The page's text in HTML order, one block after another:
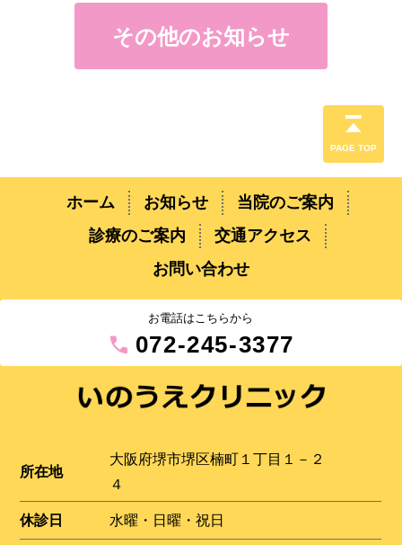
その他のお知らせ
ホーム お知らせ
当院のご案内
診療のご案内
交通アクセス
お問い合わせ
お電話はこちらから
call 072-245-3377
所在地
大阪府堺市堺区楠町１丁目１－２
４
休診日 水曜・日曜・祝日
PAGE TOP